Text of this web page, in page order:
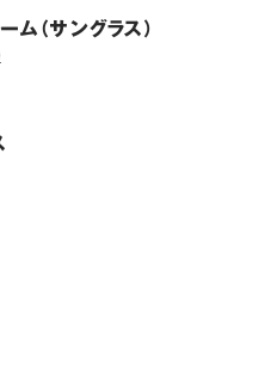
ム（サングラス）